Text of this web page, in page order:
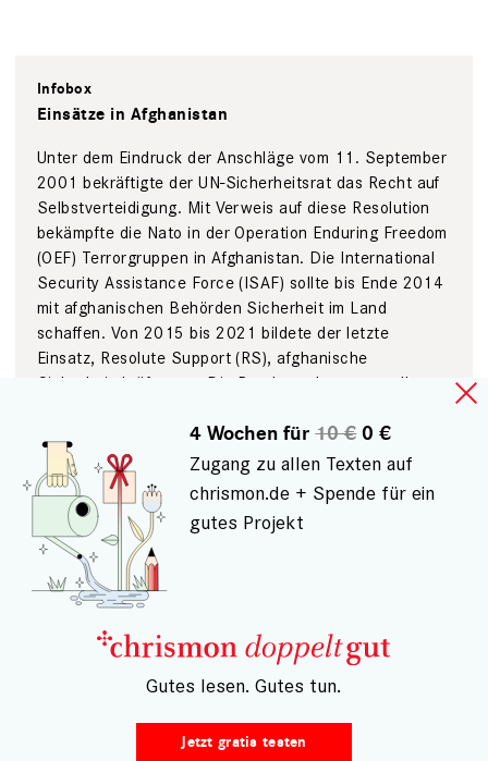
Infobox
Einsätze in Afghanistan
Unter dem Eindruck der Anschläge vom 11. September
2001 bekräftigte der UN-­Sicherheitsrat das Recht auf
Selbst­verteidigung. Mit Verweis auf diese Resolution
bekämpfte die Nato in der Operation ­Enduring Freedom
(OEF) Terrorgruppen in ­Afghanistan. Die ­International
Security Assistance Force (ISAF) sollte bis Ende 2014
mit afghanischen Behörden Sicherheit im Land
schaffen. Von 2015 bis 2021 bildete der letzte
Einsatz, Resolute Support (RS), afghanische
Sicherheitskräfte aus. Die Bundeswehr war an allen
Militärseelsorge
1957 schlossen Bundes­republik Deutschland und ­
Evangelische ­Kirche den Militär­seelsorgevertrag: Der
Staat bezahlt und ­organisiert die Seel­sorge, die Kirche
wählt die Geistlichen aus und beaufsichtigt sie. ­
Militärgeistliche unterstehen also ­ keinen Befehlen.
Wieder­vereinigung lehnten die ostdeutschen ­Kirchen
ihn zunächst ab. Neben evangelischen und
katholischen gibt es auch muslimische und jüdische
Militärgeistliche.
4 Wochen für10 €0 €
Zugang zu allen Texten auf
chrismon.de + Spende für ein
gutes Projekt
– Gutes lesen. Gutes tun.
Jetzt gratis testen